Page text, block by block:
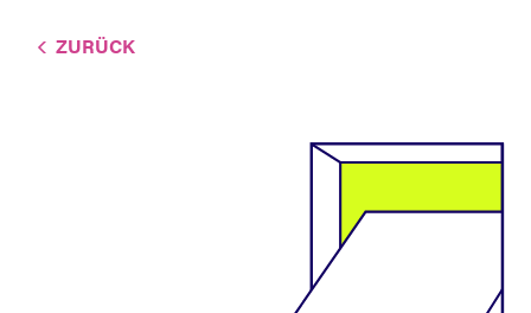
ZURÜCK